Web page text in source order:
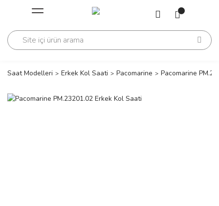
Geri Dön
Geri Dön
Saat Modelleri Erkek Kol Saati Pacomarine Pacomarine